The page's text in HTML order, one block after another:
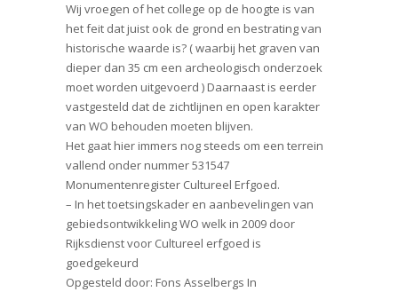
Wij vroegen of het college op de hoogte is van
het feit dat juist ook de grond en bestrating van
historische waarde is? ( waarbij het graven van
dieper dan 35 cm een archeologisch onderzoek
moet worden uitgevoerd ) Daarnaast is eerder
vastgesteld dat de zichtlijnen en open karakter
van WO behouden moeten blijven.
Het gaat hier immers nog steeds om een terrein
vallend onder nummer 531547
Monumentenregister Cultureel Erfgoed.
– In het toetsingskader en aanbevelingen van
gebiedsontwikkeling WO welk in 2009 door
Rijksdienst voor Cultureel erfgoed is
goedgekeurd
Opgesteld door: Fons Asselbergs In